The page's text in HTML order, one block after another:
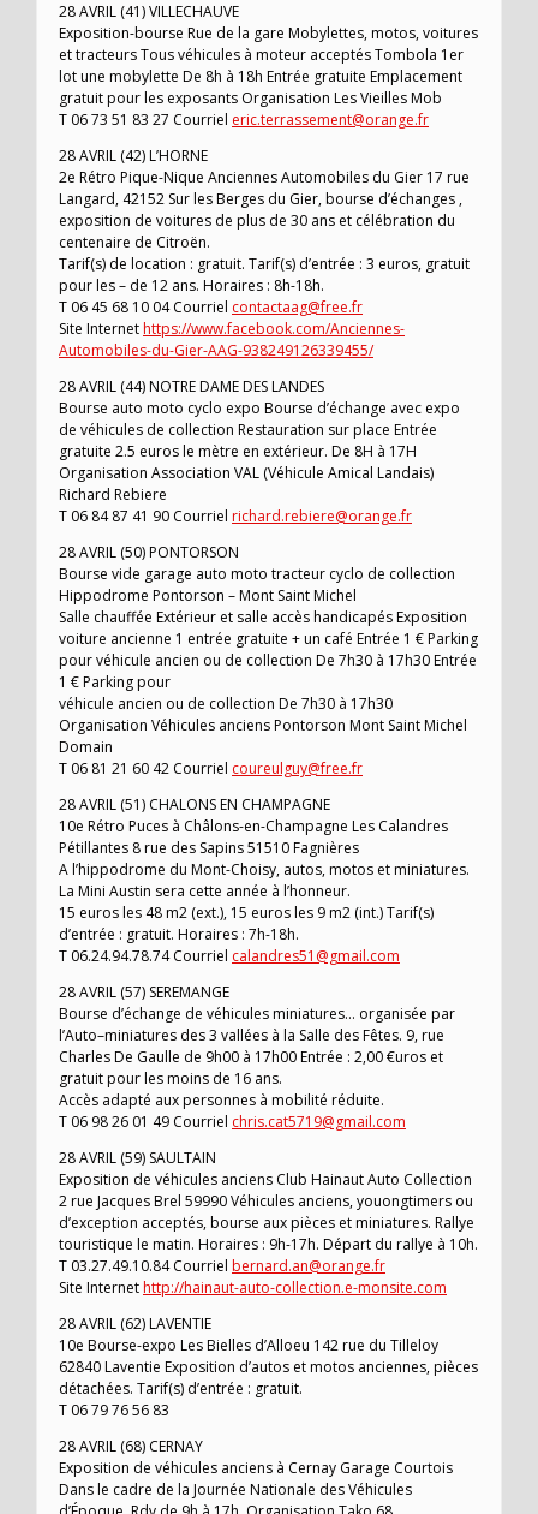
28 AVRIL (41) VILLECHAUVE
Exposition-bourse Rue de la gare Mobylettes, motos, voitures
et tracteurs Tous véhicules à moteur acceptés Tombola 1er
lot une mobylette De 8h à 18h Entrée gratuite Emplacement
gratuit pour les exposants Organisation Les Vieilles Mob
T 06 73 51 83 27 Courriel eric.terrassement@orange.fr
28 AVRIL (42) L’HORNE
2e Rétro Pique-Nique Anciennes Automobiles du Gier 17 rue
Langard, 42152 Sur les Berges du Gier, bourse d’échanges ,
exposition de voitures de plus de 30 ans et célébration du
centenaire de Citroën.
Tarif(s) de location : gratuit. Tarif(s) d’entrée : 3 euros, gratuit
pour les – de 12 ans. Horaires : 8h-18h.
T 06 45 68 10 04 Courriel contactaag@free.fr
Site Internethttps://www.facebook.com/Anciennes-
Automobiles-du-Gier-AAG-938249126339455/
28 AVRIL (44) NOTRE DAME DES LANDES
Bourse auto moto cyclo expo Bourse d’échange avec expo
de véhicules de collection Restauration sur place Entrée
gratuite 2.5 euros le mètre en extérieur. De 8H à 17H
Organisation Association VAL (Véhicule Amical Landais)
Richard Rebiere
T 06 84 87 41 90 Courriel richard.rebiere@orange.fr
28 AVRIL (50) PONTORSON
Bourse vide garage auto moto tracteur cyclo de collection
Hippodrome Pontorson – Mont Saint Michel
Salle chauffée Extérieur et salle accès handicapés Exposition
voiture ancienne 1 entrée gratuite + un café Entrée 1 € Parking
pour véhicule ancien ou de collection De 7h30 à 17h30 Entrée
1 € Parking pour
véhicule ancien ou de collection De 7h30 à 17h30
Organisation Véhicules anciens Pontorson Mont Saint Michel
Domain
T 06 81 21 60 42 Courriel coureulguy@free.fr
28 AVRIL (51) CHALONS EN CHAMPAGNE
10e Rétro Puces à Châlons-en-Champagne Les Calandres
Pétillantes 8 rue des Sapins 51510 Fagnières
A l’hippodrome du Mont-Choisy, autos, motos et miniatures.
La Mini Austin sera cette année à l’honneur.
15 euros les 48 m2 (ext.), 15 euros les 9 m2 (int.) Tarif(s)
d’entrée : gratuit. Horaires : 7h-18h.
T 06.24.94.78.74 Courriel calandres51@gmail.com
28 AVRIL (57) SEREMANGE
Bourse d’échange de véhicules miniatures… organisée par
l’Auto–miniatures des 3 vallées à la Salle des Fêtes. 9, rue
Charles De Gaulle de 9h00 à 17h00 Entrée : 2,00 €uros et
gratuit pour les moins de 16 ans.
Accès adapté aux personnes à mobilité réduite.
T 06 98 26 01 49 Courriel chris.cat5719@gmail.com
28 AVRIL (59) SAULTAIN
Exposition de véhicules anciens Club Hainaut Auto Collection
2 rue Jacques Brel 59990 Véhicules anciens, youongtimers ou
d’exception acceptés, bourse aux pièces et miniatures. Rallye
touristique le matin. Horaires : 9h-17h. Départ du rallye à 10h.
T 03.27.49.10.84 Courriel bernard.an@orange.fr
Site Internethttp://hainaut-auto-collection.e-monsite.com
28 AVRIL (62) LAVENTIE
10e Bourse-expo Les Bielles d’Alloeu 142 rue du Tilleloy
62840 Laventie Exposition d’autos et motos anciennes, pièces
détachées. Tarif(s) d’entrée : gratuit.
T 06 79 76 56 83
28 AVRIL (68) CERNAY
Exposition de véhicules anciens à Cernay Garage Courtois
Dans le cadre de la Journée Nationale des Véhicules